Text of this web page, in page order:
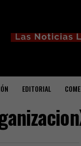
EDITORIAL